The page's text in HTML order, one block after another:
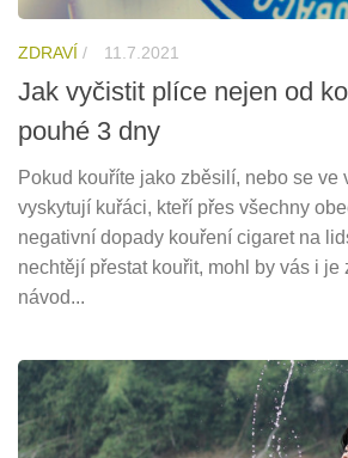
ZDRAVÍ / 11.7.2021
Jak vyčistit plíce nejen od
pouhé 3 dny
Pokud kouříte jako zběsilí, nebo se ve
vyskytují kuřáci, kteří přes všechny
negativní dopady kouření cigaret na
nechtějí přestat kouřit, mohl by vás i je
návod...